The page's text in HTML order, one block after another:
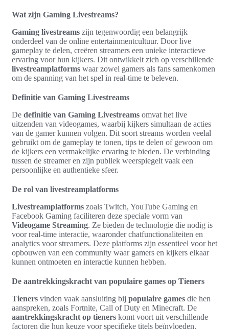
Wat zijn Gaming Livestreams?
Gaming livestreams zijn tegenwoordig een belangrijk
onderdeel van de online entertainmentcultuur. Door live
gameplay te delen, creëren streamers een unieke interactieve
ervaring voor hun kijkers. Dit ontwikkelt zich op verschillende
livestreamplatforms waar zowel gamers als fans samenkomen
om de spanning van het spel in real-time te beleven.
Definitie van Gaming Livestreams
De definitie van Gaming Livestreams omvat het live
uitzenden van videogames, waarbij kijkers simultaan de acties
van de gamer kunnen volgen. Dit soort streams worden veelal
gebruikt om de gameplay te tonen, tips te delen of gewoon om
de kijkers een vermakelijke ervaring te bieden. De verbinding
tussen de streamer en zijn publiek weerspiegelt vaak een
persoonlijke en authentieke sfeer.
De rol van livestreamplatforms
Livestreamplatforms zoals Twitch, YouTube Gaming en
Facebook Gaming faciliteren deze speciale vorm van
Videogame Streaming. Ze bieden de technologie die nodig is
voor real-time interactie, waaronder chatfunctionaliteiten en
analytics voor streamers. Deze platforms zijn essentieel voor het
opbouwen van een community waar gamers en kijkers elkaar
kunnen ontmoeten en interactie kunnen hebben.
De aantrekkingskracht van populaire games op Tieners
Tieners vinden vaak aansluiting bij populaire games die hen
aanspreken, zoals Fortnite, Call of Duty en Minecraft. De
aantrekkingskracht op tieners komt voort uit verschillende
factoren die hun keuze voor specifieke titels beïnvloeden.